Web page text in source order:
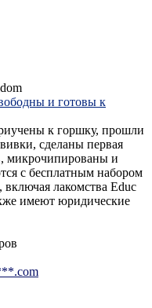
и готовы к
к горшку, прошли
сделаны первая
микрочипированы и
с бесплатным набором
лакомства Educ
имеют юридические